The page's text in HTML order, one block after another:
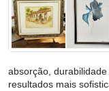
absorção,
resultados mais